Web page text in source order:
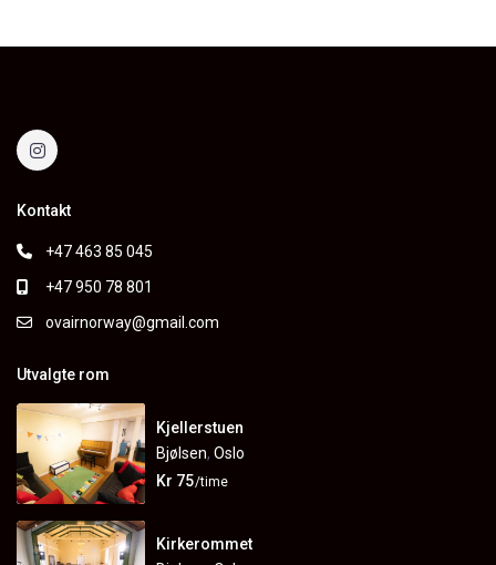
Kontakt
+47 463 85 045
+47 950 78 801
ovairnorway@gmail.com
Utvalgte rom
Kjellerstuen
Bjølsen, Oslo
Kr 75/time
Kirkerommet